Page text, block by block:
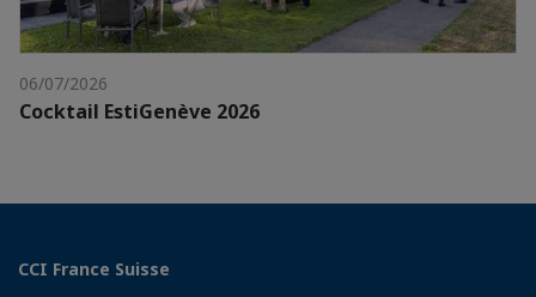
06/07/2026
Cocktail EstiGenève 2026
CCI France Suisse